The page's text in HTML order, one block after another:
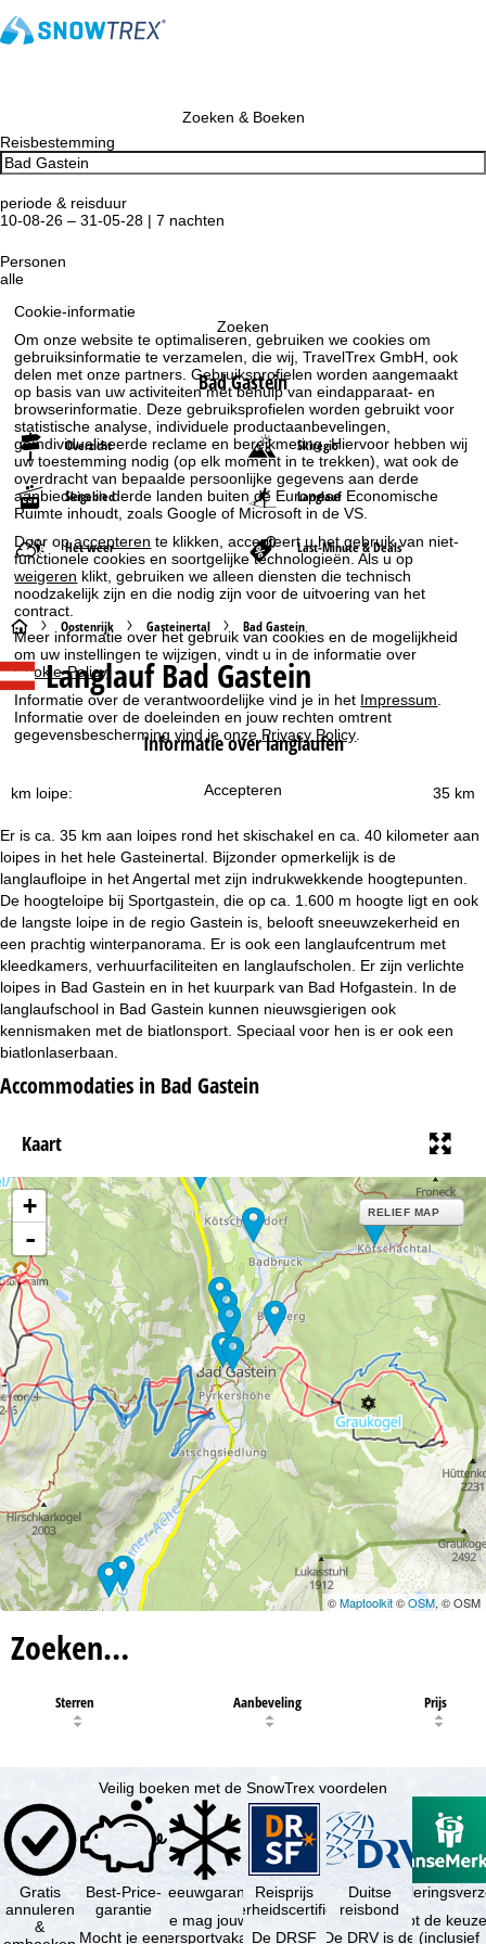
Cookie-informatie
Om onze website te optimaliseren, gebruiken we cookies om
gebruiksinformatie te verzamelen, die wij, TravelTrex GmbH, ook
delen met onze partners. Gebruiksprofielen worden aangemaakt
op basis van uw activiteiten met behulp van eindapparaat- en
browserinformatie. Deze gebruiksprofielen worden gebruikt voor
statistische analyse, individuele productaanbevelingen,
geïndividualiseerde reclame en bereikmeting. Hiervoor hebben wij
uw toestemming nodig (op elk moment in te trekken), wat ook de
overdracht van bepaalde persoonlijke gegevens aan derde
aanbieders in derde landen buiten de Europese Economische
Ruimte inhoudt, zoals Google of Microsoft in de VS.
Door opaccepteren te klikken, accepteert u het gebruik van niet-
functionele cookies en soortgelijke technologieën. Als u op
weigeren klikt, gebruiken we alleen diensten die technisch
noodzakelijk zijn en die nodig zijn voor de uitvoering van het
contract.
Meer informatie over het gebruik van cookies en de mogelijkheid
om uw instellingen te wijzigen, vindt u in de informatie over
Cookie-Policy
Informatie over de verantwoordelijke vind je in het Impressum.
Informatie over de doeleinden en jouw rechten omtrent
gegevensbescherming vind je onze Privacy Policy.
Accepteren
Zoeken & Boeken
Reisbestemming
periode & reisduur
10-08-26 – 31-05-28 | 7 nachten
Personen
alle
Zoeken
Bad Gastein
Overzicht Skiregio
Skigebied Langlauf
Het weer Last-Minute & Deals
S
t
a
t
a
g
n
Oostenrijk Gasteinertal Bad Gastein
Langlauf Bad Gastein
Informatie over langlaufen
35 km
km loipe:
Er is ca. 35 km aan loipes rond het skischakel en ca. 40 kilometer aan
loipes in het hele Gasteinertal. Bijzonder opmerkelijk is de
langlaufloipe in het Angertal met zijn indrukwekkende hoogtepunten.
De hoogteloipe bij Sportgastein, die op ca. 1.600 m hoogte ligt en ook
de langste loipe in de regio Gastein is, belooft sneeuwzekerheid en
een prachtig winterpanorama. Er is ook een langlaufcentrum met
kleedkamers, verhuurfaciliteiten en langlaufscholen. Er zijn verlichte
loipes in Bad Gastein en in het kuurpark van Bad Hofgastein. In de
langlaufschool in Bad Gastein kunnen nieuwsgierigen ook
kennismaken met de biatlonsport. Speciaal voor hen is er ook een
biatlonlaserbaan.
Accommodaties in Bad Gastein
Kaart
+
-
RELIEF MAP
©Maptoolkit©OSM, © OSM
Zoeken…
Sterren Aanbeveling Prijs
Veilig boeken met de SnowTrex voordelen
Gratis
annuleren
&
Best-Price-
garantie
Mocht je een
Sneeuwgarantie
Je mag jouw
wintersportvakantie
Reisprijs
zekerheidscertificaat
De DRSF
Duitse
reisbond
De DRV is de
Je hebt de
(inclusief